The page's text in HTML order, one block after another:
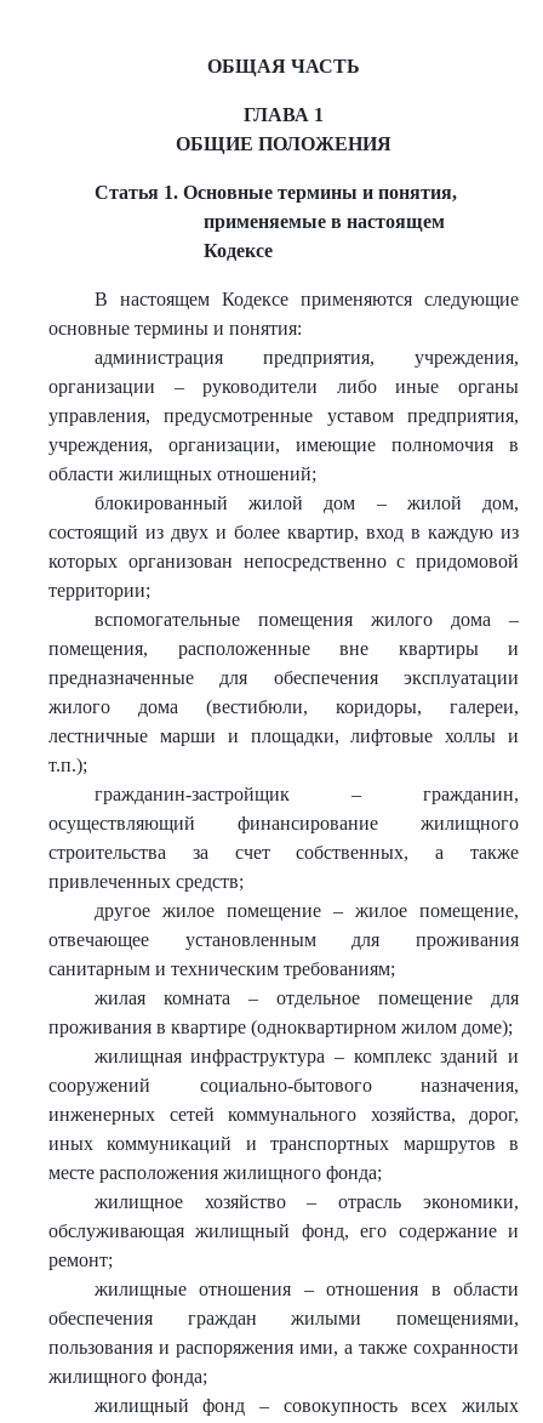
ОБЩАЯ ЧАСТЬ
ГЛАВА 1
ОБЩИЕ ПОЛОЖЕНИЯ
Статья 1. Основные термины и понятия,
применяемые в настоящем
Кодексе
В настоящем Кодексе применяются следующие
основные термины и понятия:
администрация предприятия, учреждения,
организации – руководители либо иные органы
управления, предусмотренные уставом предприятия,
учреждения, организации, имеющие полномочия в
области жилищных отношений;
блокированный жилой дом – жилой дом,
состоящий из двух и более квартир, вход в каждую из
которых организован непосредственно с придомовой
территории;
вспомогательные помещения жилого дома –
помещения, расположенные вне квартиры и
предназначенные для обеспечения эксплуатации
жилого дома (вестибюли, коридоры, галереи,
лестничные марши и площадки, лифтовые холлы и
т.п.);
гражданин-застройщик – гражданин,
осуществляющий финансирование жилищного
строительства за счет собственных, а также
привлеченных средств;
другое жилое помещение – жилое помещение,
отвечающее установленным для проживания
санитарным и техническим требованиям;
жилая комната – отдельное помещение для
проживания в квартире (одноквартирном жилом доме);
жилищная инфраструктура – комплекс зданий и
сооружений социально-бытового назначения,
инженерных сетей коммунального хозяйства, дорог,
иных коммуникаций и транспортных маршрутов в
месте расположения жилищного фонда;
жилищное хозяйство – отрасль экономики,
обслуживающая жилищный фонд, его содержание и
ремонт;
жилищные отношения – отношения в области
обеспечения граждан жилыми помещениями,
пользования и распоряжения ими, а также сохранности
жилищного фонда;
жилищный фонд – совокупность всех жилых